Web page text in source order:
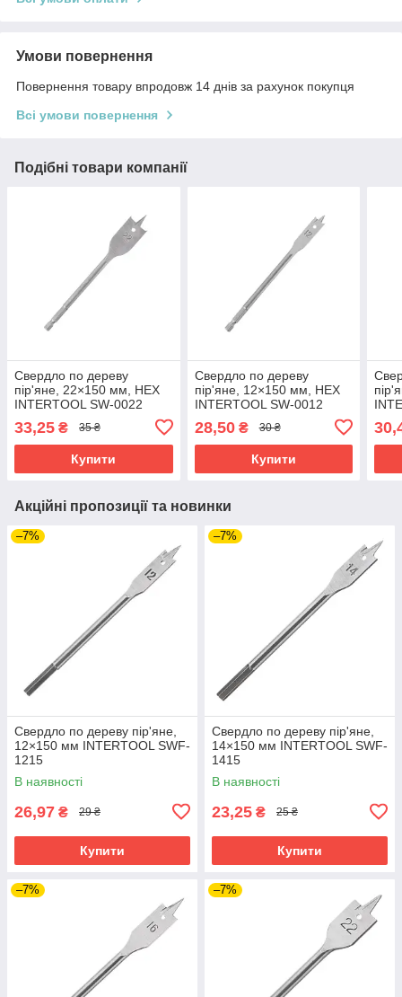
Умови повернення
Повернення товару впродовж 14 днів за рахунок покупця
Всі умови повернення
Подібні товари компанії
Свердло по дереву
пір'яне, 22×150 мм, HEX
INTERTOOL SW-0022
33,25 ₴ 35 ₴
Купити
Свердло по дереву
пір'яне, 12×150 мм, HEX
INTERTOOL SW-0012
28,50₴ 30 ₴
Купити
Акційні пропозиції та новинки
–7%
Свердло по дереву пір'яне,
12×150 мм INTERTOOL SWF-
1215
В наявності
26,97 ₴ 29 ₴
Купити
–7%
Свердло по дереву пір'яне,
14×150 мм INTERTOOL SWF-
1415
В наявності
23,25 ₴ 25 ₴
Купити
–7% –7%